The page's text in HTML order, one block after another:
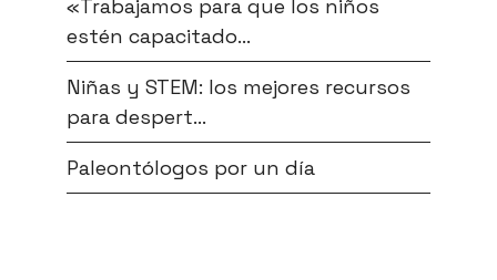
«Trabajamos para que los niños
estén capacitado...
Niñas y STEM: los mejores recursos
para despert...
Paleontólogos por un día